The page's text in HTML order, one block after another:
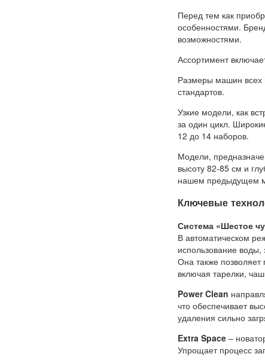
Перед тем как
особенностями.
возможностями.
Ассортимент
Размеры машин всех
стандартов.
Узкие модели, как
за один цикл.
12 до 14 наборов.
Модели,
высоту 82-85 см и
нашем предыдущем
Ключевые
Система «Шестое
В автоматическом
использование воды,
Она также позволяет
включая тарелки,
Power Clean
что обеспечивает
удаления сильно
Extra Space –
Упрощает процесс